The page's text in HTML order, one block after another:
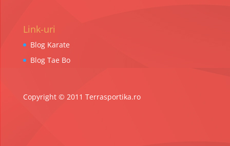
Link-uri
Blog Karate
Blog Tae Bo
Copyright © 2011 Terrasportika.ro